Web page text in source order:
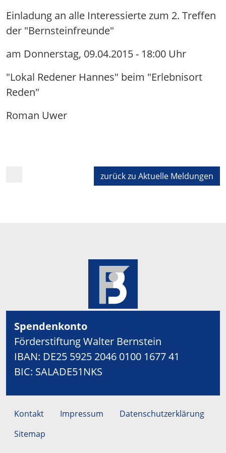
Einladung an alle Interessierte zum 2. Treffen
der "Bernsteinfreunde"
am Donnerstag, 09.04.2015 - 18:00 Uhr
"Lokal Redener Hannes" beim "Erlebnisort
Reden"
Roman Uwer
zurück zu Aktuelle Meldungen
Spendenkonto
Förderstiftung Walter Bernstein
IBAN: DE25 5925 2046 0100 1677 41
BIC: SALADE51NKS
Kontakt Impressum
Datenschutzerklärung
Sitemap